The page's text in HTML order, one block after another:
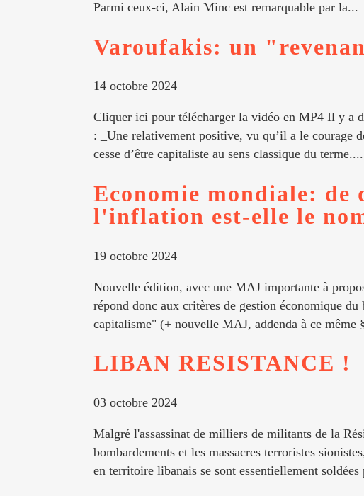
Parmi ceux-ci, Alain Minc est remarquable par la...
Varoufakis: un
14 octobre 2024
Cliquer ici pour télécharger la vidéo en MP4 Il y a
: _Une relativement positive, vu qu’il a le courage
cesse d’être capitaliste au sens classique du terme....
Economie mondiale: de
l'inflation est-elle le
19 octobre 2024
Nouvelle édition, avec une MAJ importante à
répond donc aux critères de gestion économique
capitalisme" (+ nouvelle MAJ, addenda à ce même
LIBAN RESISTANCE !
03 octobre 2024
Malgré l'assassinat de milliers de militants de la
bombardements et les massacres terroristes
en territoire libanais se sont essentiellement soldées